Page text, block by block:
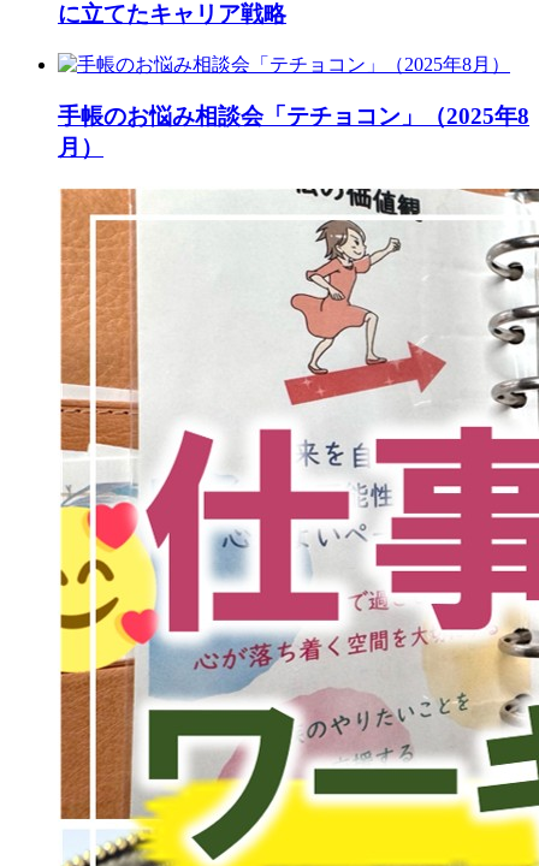
に立てたキャリア戦略
手帳のお悩み相談会「テチョコン」（2025年8
月）